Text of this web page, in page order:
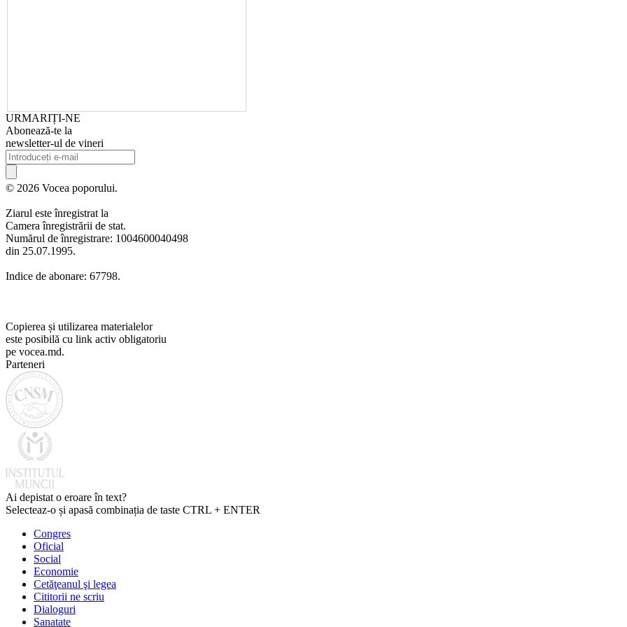
URMARIȚI-NE
Abonează-te la
newsletter-ul de vineri
© 2026 Vocea poporului.
Ziarul este înregistrat la
Camera înregistrării de stat.
Numărul de înregistrare: 1004600040498
din 25.07.1995.
Indice de abonare: 67798.
Copierea și utilizarea materialelor
este posibilă cu link activ obligatoriu
pe vocea.md.
Parteneri
Ai depistat o eroare în text?
Selecteaz-o și apasă combinația de taste CTRL + ENTER
Congres
Oficial
Social
Economie
Cetăţeanul şi legea
Cititorii ne scriu
Dialoguri
Sanatate